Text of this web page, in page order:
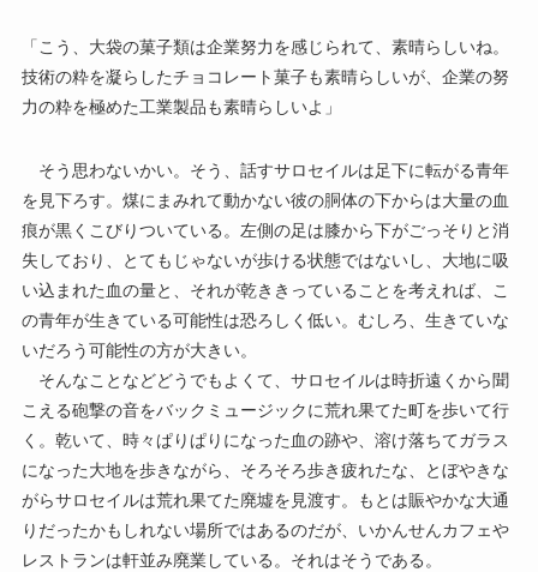
「こう、大袋の菓子類は企業努力を感じられて、素晴らしいね。
技術の粋を凝らしたチョコレート菓子も素晴らしいが、企業の努
力の粋を極めた工業製品も素晴らしいよ」
そう思わないかい。そう、話すサロセイルは足下に転がる青年
を見下ろす。煤にまみれて動かない彼の胴体の下からは大量の血
痕が黒くこびりついている。左側の足は膝から下がごっそりと消
失しており、とてもじゃないが歩ける状態ではないし、大地に吸
い込まれた血の量と、それが乾ききっていることを考えれば、こ
の青年が生きている可能性は恐ろしく低い。むしろ、生きていな
いだろう可能性の方が大きい。
そんなことなどどうでもよくて、サロセイルは時折遠くから聞
こえる砲撃の音をバックミュージックに荒れ果てた町を歩いて行
く。乾いて、時々ぱりぱりになった血の跡や、溶け落ちてガラス
になった大地を歩きながら、そろそろ歩き疲れたな、とぼやきな
がらサロセイルは荒れ果てた廃墟を見渡す。もとは賑やかな大通
りだったかもしれない場所ではあるのだが、いかんせんカフェや
レストランは軒並み廃業している。それはそうである。